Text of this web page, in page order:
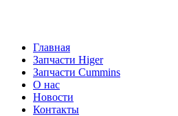
Главная
Запчасти Higer
Запчасти Cummins
О нас
Новости
Контакты